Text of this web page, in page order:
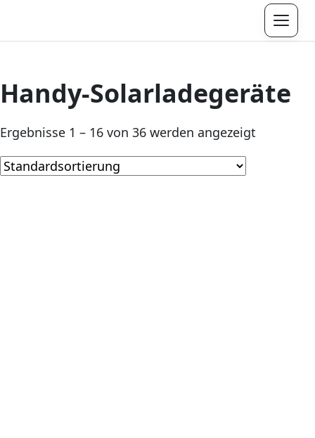
Menü
Handy-Solarladegeräte
Ergebnisse 1 – 16 von 36 werden angezeigt